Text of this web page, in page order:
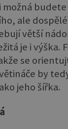
možná
ale
větší
je i výška.
se
by
jeho šířka.